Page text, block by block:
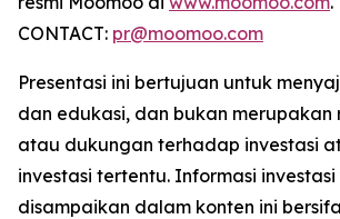
CONTACT: pr@moomoo.com
Presentasi ini bertujuan untuk
dan edukasi, dan bukan merupakan
atau dukungan terhadap investasi
investasi tertentu. Informasi
disampaikan dalam konten ini